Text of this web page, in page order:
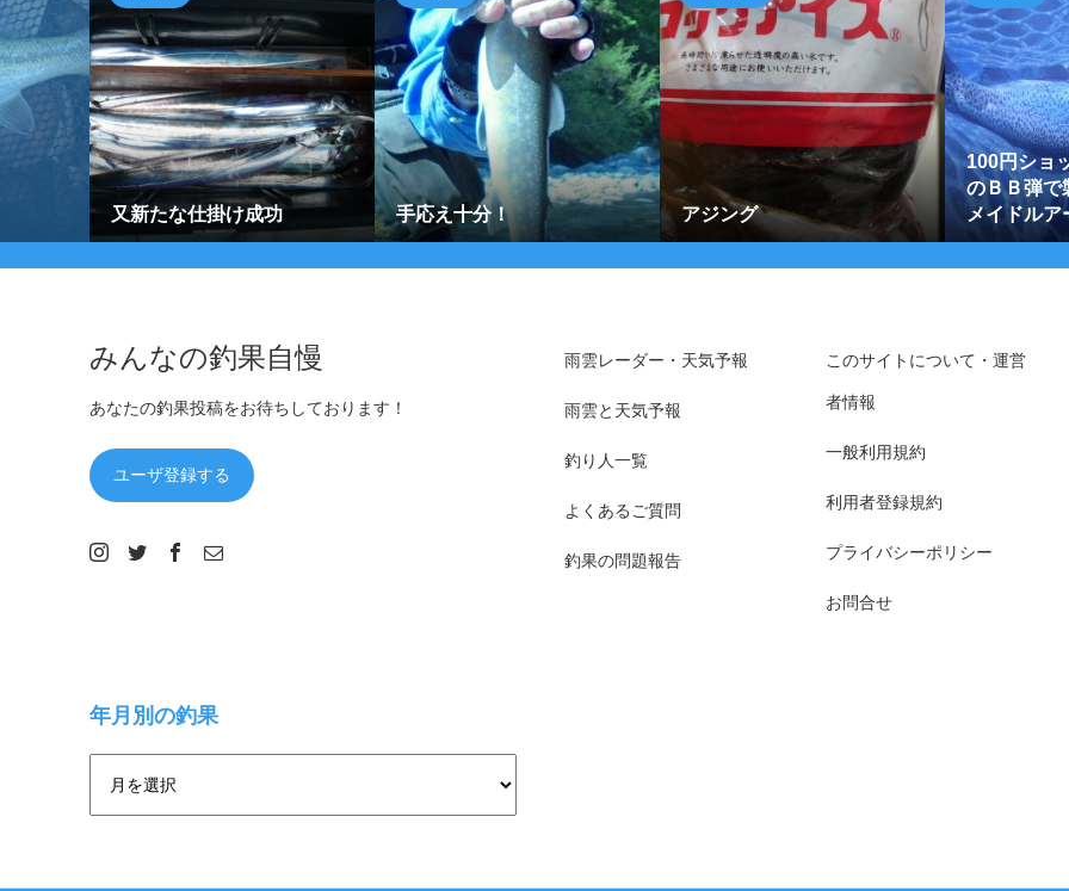
又新たな仕掛け成功 手応え十分！ アジング
100円ショ
のＢＢ弾で
メイドルア
みんなの釣果自慢
あなたの釣果投稿をお待ちしております！
ユーザ登録する
雨雲レーダー・天気予報
雨雲と天気予報
釣り人一覧
よくあるご質問
釣果の問題報告
このサイトについて・運営
者情報
一般利用規約
利用者登録規約
プライバシーポリシー
お問合せ
年月別の釣果